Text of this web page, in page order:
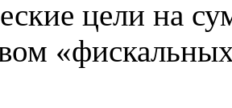
цели на